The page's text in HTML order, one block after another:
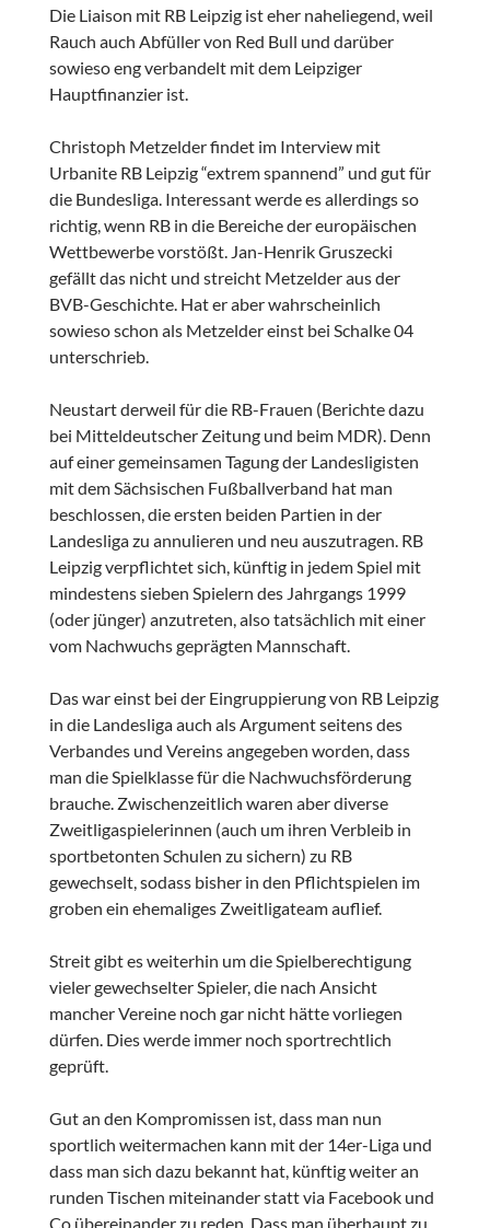
Die Liaison mit RB Leipzig ist eher naheliegend, weil
Rauch auch Abfüller von Red Bull und darüber
sowieso eng verbandelt mit dem Leipziger
Hauptfinanzier ist.
Christoph Metzelder findet im Interview mit
Urbanite RB Leipzig “extrem spannend” und gut für
die Bundesliga. Interessant werde es allerdings so
richtig, wenn RB in die Bereiche der europäischen
Wettbewerbe vorstößt. Jan-Henrik Gruszecki
gefällt das nicht und streicht Metzelder aus der
BVB-Geschichte. Hat er aber wahrscheinlich
sowieso schon als Metzelder einst bei Schalke 04
unterschrieb.
Neustart derweil für die RB-Frauen (Berichte dazu
bei Mitteldeutscher Zeitung und beim MDR). Denn
auf einer gemeinsamen Tagung der Landesligisten
mit dem Sächsischen Fußballverband hat man
beschlossen, die ersten beiden Partien in der
Landesliga zu annulieren und neu auszutragen. RB
Leipzig verpflichtet sich, künftig in jedem Spiel mit
mindestens sieben Spielern des Jahrgangs 1999
(oder jünger) anzutreten, also tatsächlich mit einer
vom Nachwuchs geprägten Mannschaft.
Das war einst bei der Eingruppierung von RB Leipzig
in die Landesliga auch als Argument seitens des
Verbandes und Vereins angegeben worden, dass
man die Spielklasse für die Nachwuchsförderung
brauche. Zwischenzeitlich waren aber diverse
Zweitligaspielerinnen (auch um ihren Verbleib in
sportbetonten Schulen zu sichern) zu RB
gewechselt, sodass bisher in den Pflichtspielen im
groben ein ehemaliges Zweitligateam auflief.
Streit gibt es weiterhin um die Spielberechtigung
vieler gewechselter Spieler, die nach Ansicht
mancher Vereine noch gar nicht hätte vorliegen
dürfen. Dies werde immer noch sportrechtlich
geprüft.
Gut an den Kompromissen ist, dass man nun
sportlich weitermachen kann mit der 14er-Liga und
dass man sich dazu bekannt hat, künftig weiter an
runden Tischen miteinander statt via Facebook und
Co übereinander zu reden. Dass man überhaupt zu